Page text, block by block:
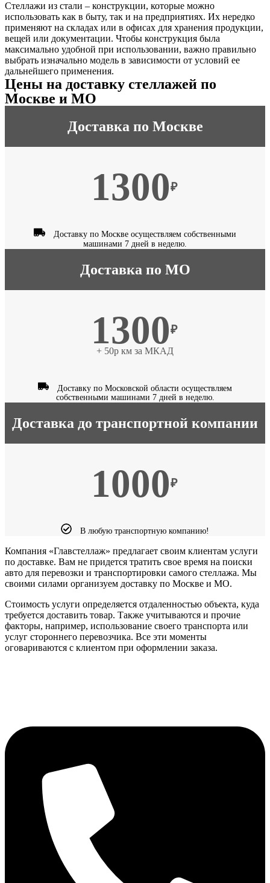
Стеллажи из стали – конструкции, которые можно
использовать как в быту, так и на предприятиях. Их нередко
применяют на складах или в офисах для хранения продукции,
вещей или документации. Чтобы конструкция была
максимально удобной при использовании, важно правильно
выбрать изначально модель в зависимости от условий ее
дальнейшего применения.
Цены на доставку стеллажей по
Москве и МО
Доставка по Москве
1300₽
Доставку по Москве осуществляем собственными
машинами 7 дней в неделю.
Доставка по МО
1300₽
+ 50р км за МКАД
Доставку по Московской области осуществляем
собственными машинами 7 дней в неделю.
Доставка до транспортной компании
1000₽
В любую транспортную компанию!
Компания «Главстеллаж» предлагает своим клиентам услуги
по доставке. Вам не придется тратить свое время на поиски
авто для перевозки и транспортировки самого стеллажа. Мы
своими силами организуем доставку по Москве и МО.
Стоимость услуги определяется отдаленностью объекта, куда
требуется доставить товар. Также учитываются и прочие
факторы, например, использование своего транспорта или
услуг стороннего перевозчика. Все эти моменты
оговариваются с клиентом при оформлении заказа.